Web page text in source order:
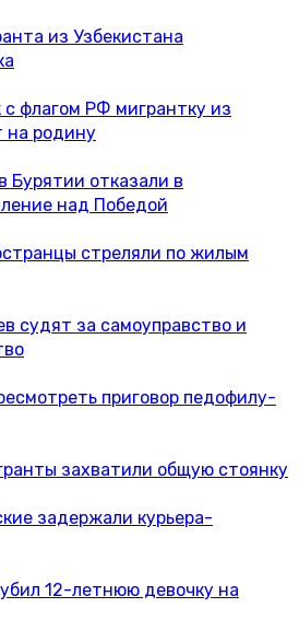
из Узбекистана
флагом РФ мигрантку из
на родину
Бурятии отказали в
над Победой
стреляли по жилым
судят за самоуправство и
приговор педофилу-
захватили общую стоянку
задержали курьера-
12-летнюю девочку на